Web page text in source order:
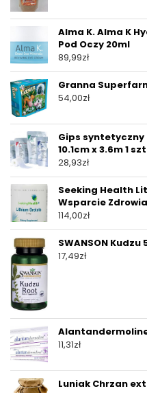
Alma K. Alma K
Pod Oczy 20ml
89,99zł
Granna
54,00zł
Gips syntetyczny
10.1cm x 3.6m 1
28,93zł
Seeking Health
Wsparcie
114,00zł
SWANSON
17,49zł
11,31zł
Luniak Chrzan